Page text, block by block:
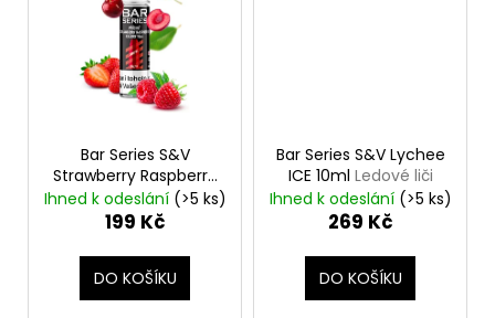
Bar Series S&V
Strawberry Raspberry
Cherry 10mlJahoda,
malina a třešeň
Ihned k odeslání (>5 ks)
199 Kč
DO KOŠÍKU
Bar Series S&V Lychee
ICE 10ml Ledové liči
Ihned k odeslání (>5 ks)
269 Kč
DO KOŠÍKU